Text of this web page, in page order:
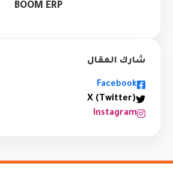
BOOM ERP
شارك المقال
Facebook
X (Twitter)
Instagram